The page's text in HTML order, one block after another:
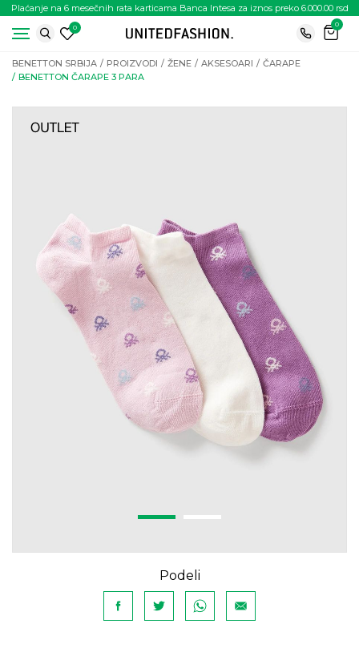
Plaćanje na 6 mesečnih rata karticama Banca Intesa za iznos preko 6.000.00 rsd
0
0
BENETTON SRBIJA PROIZVODI ŽENE AKSESOARI
ČARAPE
BENETTON ČARAPE 3 PARA
Podeli